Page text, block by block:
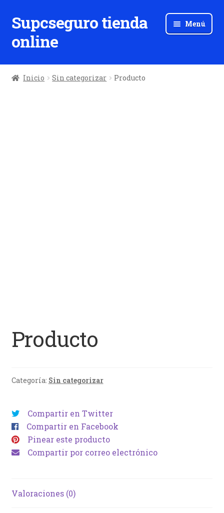
Ir
a
la
Ir
al
contenido
Supcseguro tienda
online
Menú
Inicio Sin categorizar Producto
Producto
Categoría: Sin categorizar
Compartir en Twitter
Compartir en Facebook
Pinear este producto
Compartir por correo electrónico
Valoraciones (0)